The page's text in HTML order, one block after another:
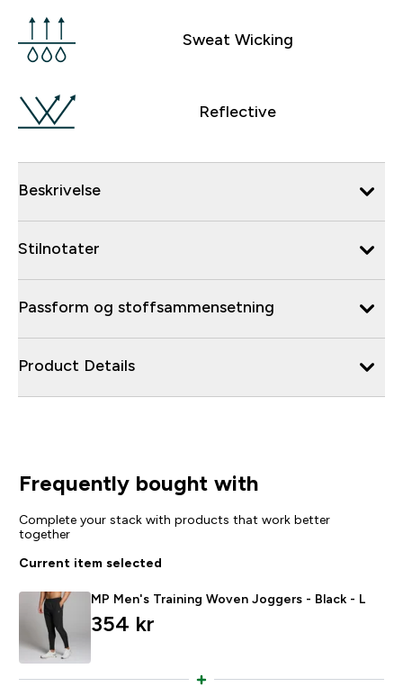
Sweat Wicking
Reflective
Beskrivelse
Stilnotater
Passform og stoffsammensetning
Product Details
Frequently bought with
Complete your stack with products that work better
together
Current item selected
MP Men's Training Woven Joggers - Black - L
354 kr‎